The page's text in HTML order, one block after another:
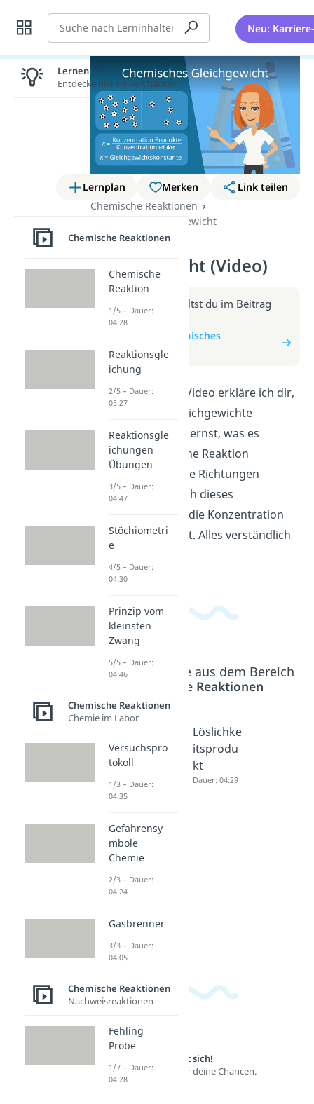
Suche Neu:
Lernplan Merken
Link teilen
Chemische Reaktionen
Chemisches Gleichgewicht
Chemisches
Gleichgewicht (Video)
Weitere Infos erhältst du im Beitrag
zum Video
zum Beitrag: Chemisches
Gleichgewicht
In diesem kurzen Video erkläre ich dir,
wie chemische Gleichgewichte
funktionieren. Du lernst, was es
bedeutet, wenn eine Reaktion
gleichzeitig in beide Richtungen
abläuft und wie sich dieses
Gleichgewicht auf die Konzentration
der Stoffe auswirkt. Alles verständlich
Beliebte Inhalte aus dem Bereich
Chemische Reaktionen
irkungsg
esetz
Dauer: 04:26
wichtsko
Löslichke
itsprodu
kt
Dauer: 04:29
Lernen lohnt sich!
Entdecke hier deine Chancen.
Lernen lohnt sich!
Entdecke hier deine Chancen.
Chemische Reaktionen
Chemische
Reaktion
1/5 – Dauer:
04:28
Reaktionsgle
ichung
2/5 – Dauer:
05:27
Reaktionsgle
ichungen
Übungen
3/5 – Dauer:
04:47
Stöchiometri
e
4/5 – Dauer:
04:30
Prinzip vom
kleinsten
Zwang
5/5 – Dauer:
04:46
Chemische Reaktionen
Chemie im Labor
Versuchspro
tokoll
1/3 – Dauer:
04:35
Gefahrensy
mbole
Chemie
2/3 – Dauer:
04:24
Gasbrenner
3/3 – Dauer:
04:05
Chemische Reaktionen
Nachweisreaktionen
Fehling
Probe
1/7 – Dauer:
04:28